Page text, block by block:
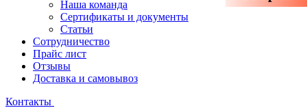
Наша команда
Сертификаты и документы
Статьи
Сотрудничество
Прайс лист
Отзывы
Доставка и самовывоз
Контакты